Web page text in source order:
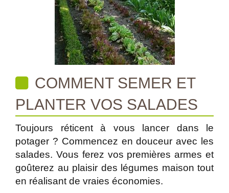
COMMENT SEMER ET
PLANTER VOS SALADES
Toujours réticent à vous lancer dans le
potager ? Commencez en douceur avec les
salades. Vous ferez vos premières armes et
goûterez au plaisir des légumes maison tout
en réalisant de vraies économies.